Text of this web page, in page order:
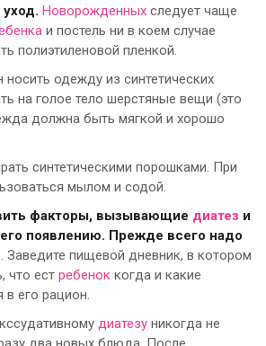
Новорожденных следует чаще
и постель ни в коем случае
полиэтиленовой пленкой.
одежду из синтетических
на голое тело шерстяные вещи (это
должна быть мягкой и хорошо
синтетическими порошками. При
мылом и содой.
факторы, вызывающие диатез и
появлению. Прежде всего надо
. Заведите пищевой дневник, в котором
что ест ребенок когда и какие
в его рацион.
диатезу никогда не